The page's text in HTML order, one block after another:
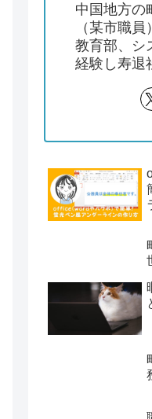
中国地方の
（某市職員
教育部、シ
経験し寿退